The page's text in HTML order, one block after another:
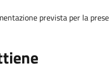
prevista per la